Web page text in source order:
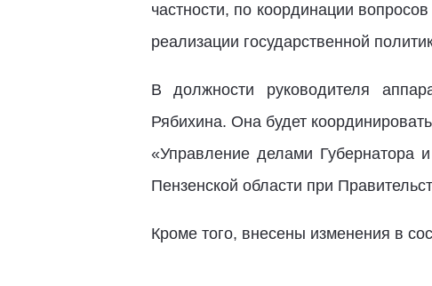
частности, по координации
реализации государственной
В должности руководителя
Рябихина. Она будет
«Управление делами Губернатора
Пензенской области при
Кроме того, внесены изменения в